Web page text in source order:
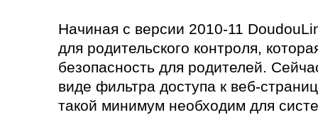
Начиная с версии 2010-11
для родительского контроля,
безопасность для родителей.
виде фильтра доступа к веб-
такой минимум необходим для